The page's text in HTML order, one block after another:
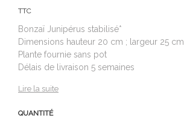
TTC
Bonzaï Junipérus stabilisé*
Dimensions hauteur 20 cm ; largeur 25 cm
Plante fournie sans pot
Délais de livraison 5 semaines
Lire la suite
QUANTITÉ